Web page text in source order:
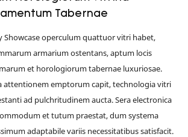
Tabernae
Showcase operculum quattuor vitri habet,
armarium ostentans, aptum locis
et horologiorum tabernae luxuriosae.
attentionem emptorum capit, technologia vitri
ad pulchritudinem aucta. Sera electronica
et tutum praestat, dum systema
adaptabile variis necessitatibus satisfacit.